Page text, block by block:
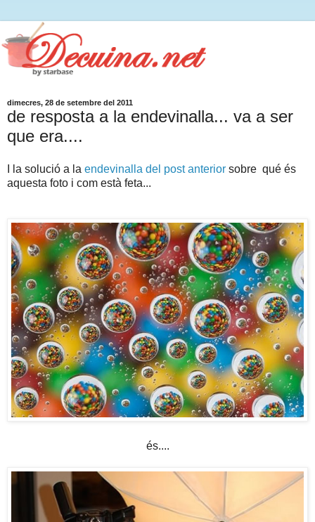
dimecres, 28 de setembre del 2011
de resposta a la endevinalla... va a ser
que era....
I la solució a la endevinalla del post anterior sobre qué és
aquesta foto i com està feta...
és....